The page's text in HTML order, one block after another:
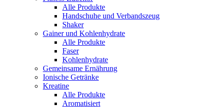
Alle Produkte
Handschuhe und Verbandszeug
Shaker
Gainer und Kohlenhydrate
Alle Produkte
Faser
Kohlenhydrate
Gemeinsame Ernährung
Ionische Getränke
Kreatine
Alle Produkte
Aromatisiert